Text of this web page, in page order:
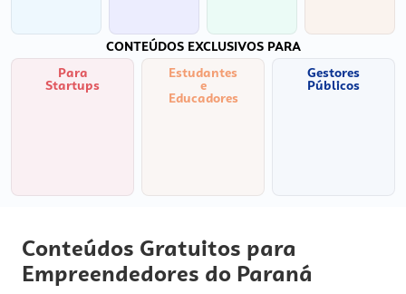
CONTEÚDOS EXCLUSIVOS PARA
Para
Startups
Estudantes
e
Educadores
Gestores
Públicos
Conteúdos Gratuitos para
Empreendedores do Paraná